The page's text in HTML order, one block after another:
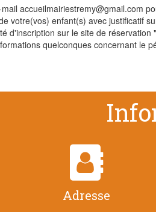
accueilmairiestremy@gmail.com
votre(vos) enfant(s) avec justificatif
d'inscription sur le site de réservation
quelconques concernant le

Adresse